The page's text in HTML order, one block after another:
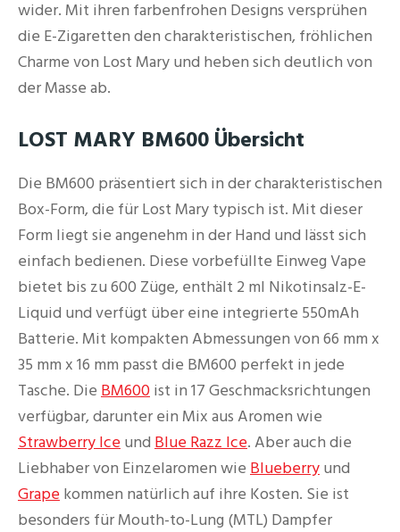
wider. Mit ihren farbenfrohen Designs versprühen
die E-Zigaretten den charakteristischen, fröhlichen
Charme von Lost Mary und heben sich deutlich von
der Masse ab.
LOST MARY BM600 Übersicht
Die BM600 präsentiert sich in der charakteristischen
Box-Form, die für Lost Mary typisch ist. Mit dieser
Form liegt sie angenehm in der Hand und lässt sich
einfach bedienen. Diese vorbefüllte Einweg Vape
bietet bis zu 600 Züge, enthält 2 ml Nikotinsalz-E-
Liquid und verfügt über eine integrierte 550mAh
Batterie. Mit kompakten Abmessungen von 66 mm x
35 mm x 16 mm passt die BM600 perfekt in jede
Tasche. Die BM600 ist in 17 Geschmacksrichtungen
verfügbar, darunter ein Mix aus Aromen wie
Strawberry Ice und Blue Razz Ice. Aber auch die
Liebhaber von Einzelaromen wie Blueberry und
Grape kommen natürlich auf ihre Kosten. Sie ist
besonders für Mouth-to-Lung (MTL) Dampfer